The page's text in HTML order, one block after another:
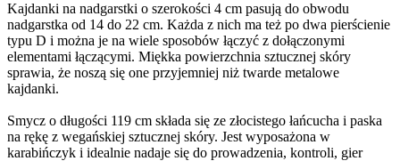
Kajdanki na nadgarstki o szerokości 4 cm pasują do obwodu
nadgarstka od 14 do 22 cm. Każda z nich ma też po dwa pierścienie
typu D i można je na wiele sposobów łączyć z dołączonymi
elementami łączącymi. Miękka powierzchnia sztucznej skóry
sprawia, że noszą się one przyjemniej niż twarde metalowe
kajdanki.
Smycz o długości 119 cm składa się ze złocistego łańcucha i paska
na rękę z wegańskiej sztucznej skóry. Jest wyposażona w
karabińczyk i idealnie nadaje się do prowadzenia, kontroli, gier